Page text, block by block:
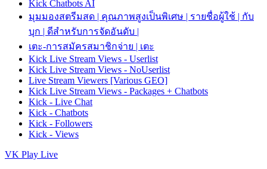
Kick Chatbots AI
มุมมองสตรีมสด | คุณภาพสูงเป็นพิเศษ | รายชื่อผู้ใช้ | กับ
บุก | ดีสำหรับการจัดอันดับ |
เตะ-การสมัครสมาชิกจ่าย | เตะ
Kick Live Stream Views - Userlist
Kick Live Stream Views - NoUserlist
Live Stream Viewers [Various GEO]
Kick Live Stream Views - Packages + Chatbots
Kick - Live Chat
Kick - Chatbots
Kick - Followers
Kick - Views
VK Play Live